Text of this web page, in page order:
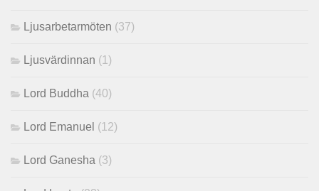
Ljusarbetarmöten (37)
Ljusvärdinnan (1)
Lord Buddha (40)
Lord Emanuel (12)
Lord Ganesha (3)